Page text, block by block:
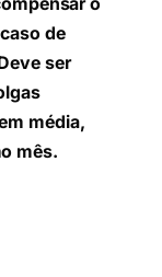
o
de
ser
média,
mês.